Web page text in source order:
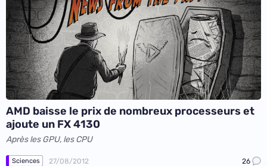
AMD baisse le prix de nombreux processeurs et
ajoute un FX 4130
Après les GPU, les CPU
Sciences 27/08/2012 26